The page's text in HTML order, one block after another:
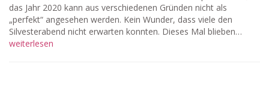
das Jahr 2020 kann aus verschiedenen Gründen nicht als
„perfekt“ angesehen werden. Kein Wunder, dass viele den
Silvesterabend nicht erwarten konnten. Dieses Mal blieben…
weiterlesen